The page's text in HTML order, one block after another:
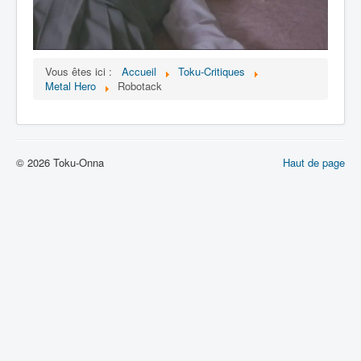
Vous êtes ici : Accueil
Toku-Critiques
Metal Hero
Robotack
Haut de page
© 2026 Toku-Onna